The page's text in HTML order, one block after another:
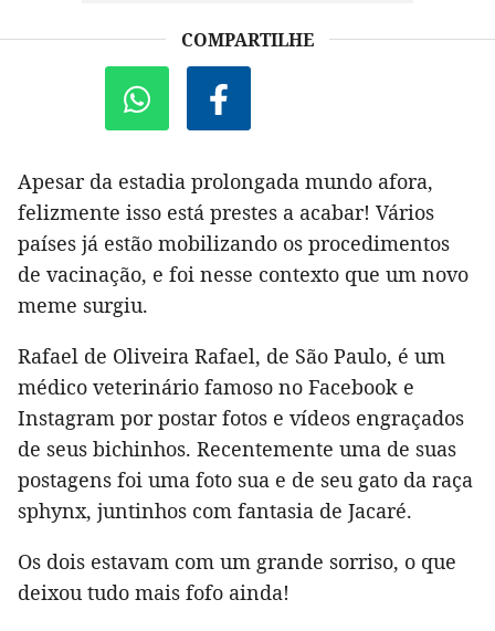
COMPARTILHE
Apesar da estadia prolongada mundo afora,
felizmente isso está prestes a acabar! Vários
países já estão mobilizando os procedimentos
de vacinação, e foi nesse contexto que um novo
meme surgiu.
Rafael de Oliveira Rafael, de São Paulo, é um
médico veterinário famoso no Facebook e
Instagram por postar fotos e vídeos engraçados
de seus bichinhos. Recentemente uma de suas
postagens foi uma foto sua e de seu gato da raça
sphynx, juntinhos com fantasia de Jacaré.
Os dois estavam com um grande sorriso, o que
deixou tudo mais fofo ainda!